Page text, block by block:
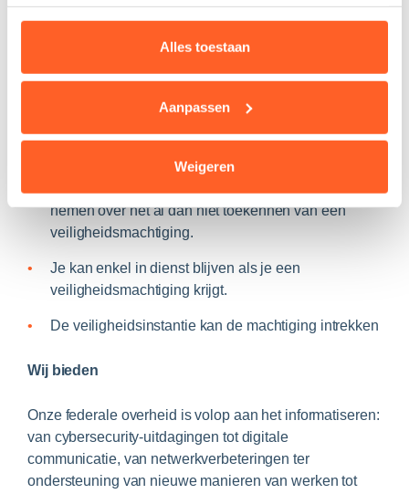
Alles toestaan
Aanpassen
Weigeren
veiligheidsadviezen
Na je indiensttreding voert de Nationale
Veiligheidsoverheid een veiligheidsonderzoek uit.
Na het veiligheidsonderzoek zal de
nemen over het al dan niet toekennen van een
veiligheidsmachtiging.
Je kan enkel in dienst blijven als je een
veiligheidsmachtiging krijgt.
De veiligheidsinstantie kan de machtiging intrekken
Wij bieden
Onze federale overheid is volop aan het informatiseren:
van cybersecurity-uitdagingen tot digitale
communicatie, van netwerkverbeteringen ter
ondersteuning van nieuwe manieren van werken tot